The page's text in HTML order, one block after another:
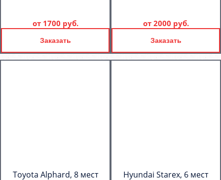
от 1700 руб.
Заказать
от 2000 руб.
Заказать
Toyota Alphard, 8 мест Hyundai Starex, 6 мест